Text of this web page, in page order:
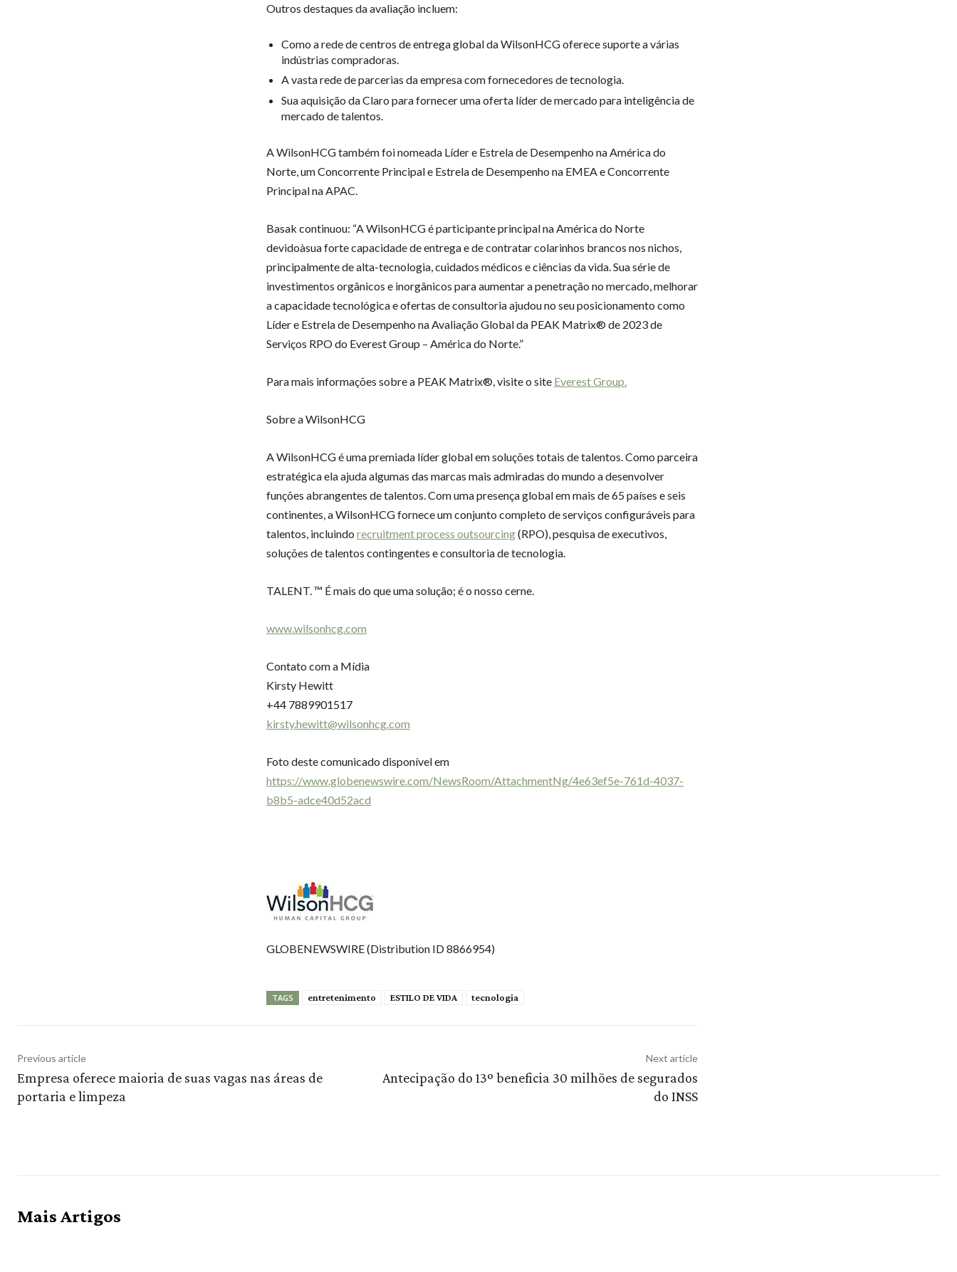
Outros destaques da avaliação incluem:
Como a rede de centros de entrega global da WilsonHCG oferece suporte a várias
indústrias compradoras.
A vasta rede de parcerias da empresa com fornecedores de tecnologia.
Sua aquisição da Claro para fornecer uma oferta líder de mercado para inteligência de
mercado de talentos.
A WilsonHCG também foi nomeada Líder e Estrela de Desempenho na América do
Norte, um Concorrente Principal e Estrela de Desempenho na EMEA e Concorrente
Principal na APAC.
Basak continuou: “A WilsonHCG é participante principal na América do Norte
devidoàsua forte capacidade de entrega e de contratar colarinhos brancos nos nichos,
principalmente de alta-tecnologia, cuidados médicos e ciências da vida. Sua série de
investimentos orgânicos e inorgânicos para aumentar a penetração no mercado, melhorar
a capacidade tecnológica e ofertas de consultoria ajudou no seu posicionamento como
Líder e Estrela de Desempenho na Avaliação Global da PEAK Matrix® de 2023 de
Serviços RPO do Everest Group – América do Norte.”
Para mais informações sobre a PEAK Matrix®, visite o site Everest Group.
Sobre a WilsonHCG
A WilsonHCG é uma premiada líder global em soluções totais de talentos. Como parceira
estratégica ela ajuda algumas das marcas mais admiradas do mundo a desenvolver
funções abrangentes de talentos. Com uma presença global em mais de 65 países e seis
continentes, a WilsonHCG fornece um conjunto completo de serviços configuráveis para
talentos, incluindo recruitment process outsourcing(RPO), pesquisa de executivos,
soluções de talentos contingentes e consultoria de tecnologia.
TALENT. ™ É mais do que uma solução; é o nosso cerne.
www.wilsonhcg.com
Contato com a Mídia
Kirsty Hewitt
+44 7889901517
kirsty.hewitt@wilsonhcg.com
Foto deste comunicado disponível em
https://www.globenewswire.com/NewsRoom/AttachmentNg/4e63ef5e-761d-4037-
b8b5-adce40d52acd
GLOBENEWSWIRE (Distribution ID 8866954)
TAGS entretenimento ESTILO DE VIDA tecnologia
Previous article
Empresa oferece maioria de suas vagas nas áreas de
portaria e limpeza
Next article
Antecipação do 13º beneficia 30 milhões de segurados
do INSS
Mais Artigos